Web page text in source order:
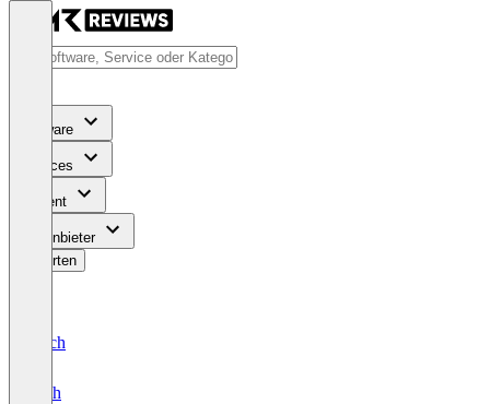
Software
Services
Content
Für Anbieter
Bewerten
Deutsch
English